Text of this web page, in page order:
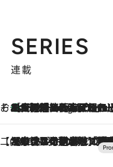
SERIES
連載
そおだよおこの関西おいしい、おやつ紀行9 Hours Ago
［大阪府箕面市］一皿一皿目の前で仕上げられる、料理を巧みに組み込んだアシェットデセールコース「ミチル アシェット デセール（Michiru assiette dessert）」
【CREA×星野リゾート】唯一無二。癒しと発見が待
2026.8.7
【トンボの足水浴】ヒノキの香りに包まれて涼感マックス！約13℃の湧水かけ流しを避暑地「星野温泉 トンボの